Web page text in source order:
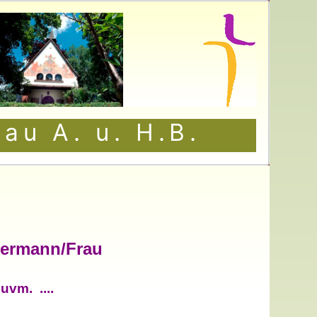
A. u. H.B.
Frau
....